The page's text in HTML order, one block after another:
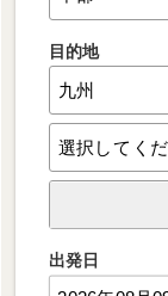
目的地
出発日